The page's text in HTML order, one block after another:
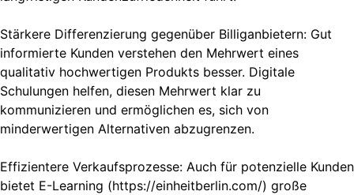
Stärkere Differenzierung gegenüber Billiganbietern: Gut
informierte Kunden verstehen den Mehrwert eines
qualitativ hochwertigen Produkts besser. Digitale
Schulungen helfen, diesen Mehrwert klar zu
kommunizieren und ermöglichen es, sich von
minderwertigen Alternativen abzugrenzen.
Effizientere Verkaufsprozesse: Auch für potenzielle Kunden
bietet E-Learning (https://einheitberlin.com/) große